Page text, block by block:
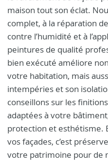
maison tout son éclat.
complet, à la réparation
contre l’humidité et à
peintures de qualité
bien exécuté améliore
votre habitation, mais
intempéries et son
conseillons sur les
adaptées à votre
protection et
vos façades, c’est
votre patrimoine pour de